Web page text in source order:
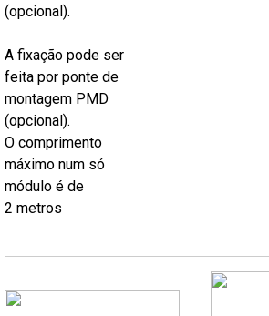
(opcional).
A fixação pode ser
feita por ponte de
montagem PMD
(opcional).
O comprimento
máximo num só
módulo é de
2 metros